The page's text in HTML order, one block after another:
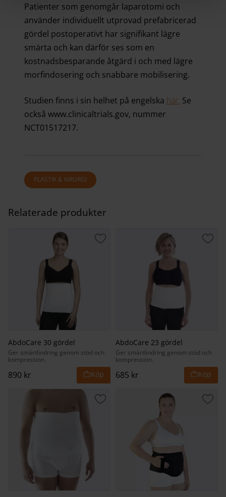
Patienter som genomgår laparotomi och
använder individuellt utprovad prefabricerad
gördel postoperativt har signifikant lägre
smärta och kan därför ses som en
kostnadsbesparande åtgärd i och med lägre
morfindosering och snabbare mobilisering.
Studien finns i sin helhet på engelska här. Se
också www.clinicaltrials.gov, nummer
NCT01517217.
PLASTIK & KIRURGI
Relaterade produkter
AbdoCare 30 gördel
Ger smärtlindring genom stöd och
kompression.
890 kr
Lägg till i favoriter
AbdoCare 23 gördel
Ger smärtlindring genom stöd och
kompression.
685 kr
Lägg till i favoriter